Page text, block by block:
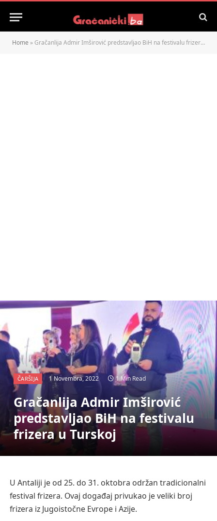
Home » Gračanlija Admir Imširović predstavljao BiH na festivalu frizera u Turskoj
ČARŠIJA 1 Novembra, 2022 1 Min Read
Gračanlija Admir Imširović
predstavljao BiH na festivalu
frizera u Turskoj
U Antaliji je od 25. do 31. oktobra održan tradicionalni
festival frizera. Ovaj događaj privukao je veliki broj
frizera iz Jugoistočne Evrope i Azije.